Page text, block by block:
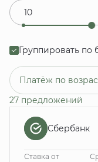
Группировать по
Платёж по
27 предложений
Сбербанк
Ставка от